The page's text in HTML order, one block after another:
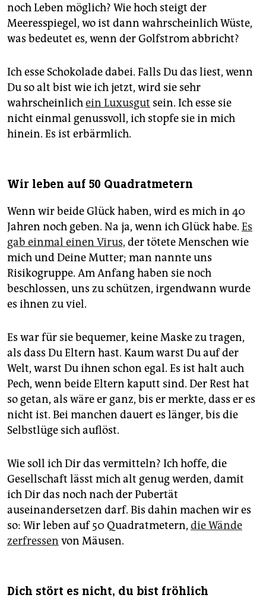
noch Leben möglich? Wie hoch steigt der
Meeresspiegel, wo ist dann wahrscheinlich Wüste,
was bedeutet es, wenn der Golfstrom abbricht?
Ich esse Schokolade dabei. Falls Du das liest, wenn
Du so alt bist wie ich jetzt, wird sie sehr
wahrscheinlichein Luxusgut sein. Ich esse sie
nicht einmal genussvoll, ich stopfe sie in mich
hinein. Es ist erbärmlich.
Wir leben auf 50 Quadratmetern
Wenn wir beide Glück haben, wird es mich in 40
Jahren noch geben. Na ja, wenn ich Glück habe. Es
gab einmal einen Virus, der tötete Menschen wie
mich und Deine Mutter; man nannte uns
Risikogruppe. Am Anfang haben sie noch
beschlossen, uns zu schützen, irgendwann wurde
es ihnen zu viel.
Es war für sie bequemer, keine Maske zu tragen,
als dass Du Eltern hast. Kaum warst Du auf der
Welt, warst Du ihnen schon egal. Es ist halt auch
Pech, wenn beide Eltern kaputt sind. Der Rest hat
so getan, als wäre er ganz, bis er merkte, dass er es
nicht ist. Bei manchen dauert es länger, bis die
Selbstlüge sich auflöst.
Wie soll ich Dir das vermitteln? Ich hoffe, die
Gesellschaft lässt mich alt genug werden, damit
ich Dir das noch nach der Pubertät
auseinandersetzen darf. Bis dahin machen wir es
so: Wir leben auf 50 Quadratmetern, die Wände
zerfressen von Mäusen.
Dich stört es nicht, du bist fröhlich